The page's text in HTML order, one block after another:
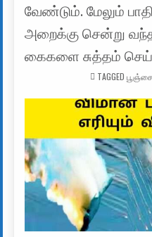
வேண்டும். மேலும்
அறைக்கு சென்று
கைகளை சுத்தம்
TAGGED